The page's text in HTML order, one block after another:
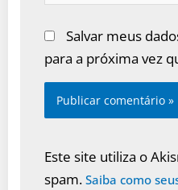
Salvar meus
para a próxima vez
Este site utiliza o
spam. Saiba como